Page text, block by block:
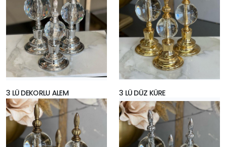
3 LÜ DEKORLU ALEM 3 LÜ DÜZ KÜRE